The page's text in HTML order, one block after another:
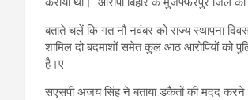
बताते चलें कि गत नौ नवंबर को राज्य स्थापना
शामिल दो बदमाशों समेत कुल आठ आरोपियों को
है।ए
सएसपी अजय सिंह ने बताया डकैतों की मदद करने में